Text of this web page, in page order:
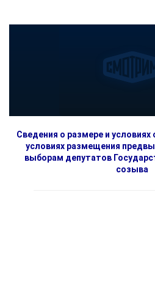
Сведения о размере и
условиях размещения
выборам депутатов
созыва